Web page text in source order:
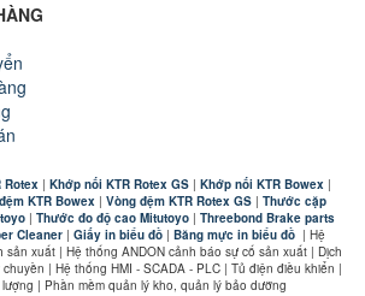
Rotex |Khớp nối KTR Rotex GS |Khớp nối KTR Bowex |
KTR Bowex |Vòng đệm KTR Rotex GS |Thước cặp
|Thước đo độ cao Mitutoyo |Threebond Brake parts
Cleaner |Giấy in biểu đồ |Băng mực in biểu đồ | Hệ
sản xuất | Hệ thống ANDON cảnh báo sự cố sản xuất | Dịch
| Hệ thống HMI - SCADA - PLC | Tủ điện điều khiển |
| Phần mềm quản lý kho, quản lý bảo dưỡng